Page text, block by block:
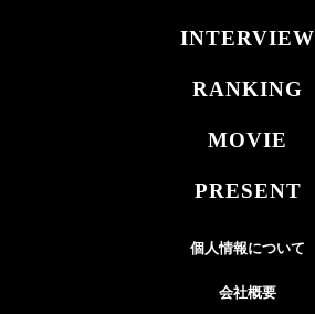
INTERVIEW
RANKING
MOVIE
PRESENT
個人情報について
会社概要